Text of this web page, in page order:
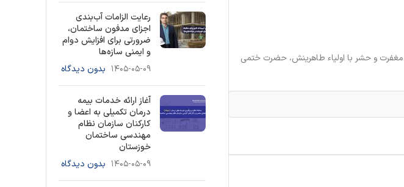
مغفرت و حشر با اولیاء طاهرینش، حضرت ختمی
رعایت الزامات آب‌بندی
اجزای مدفون ساختمان،
ضرورتی برای افزایش دوام
و ایمنی سازه‌ها
۱۴۰۵-۰۵-۰۹ بدون دیدگاه
آغاز ارائه خدمات بیمه
درمان تکمیلی به اعضا و
کارکنان سازمان نظام
مهندسی ساختمان
خوزستان
۱۴۰۵-۰۵-۰۹ بدون دیدگاه